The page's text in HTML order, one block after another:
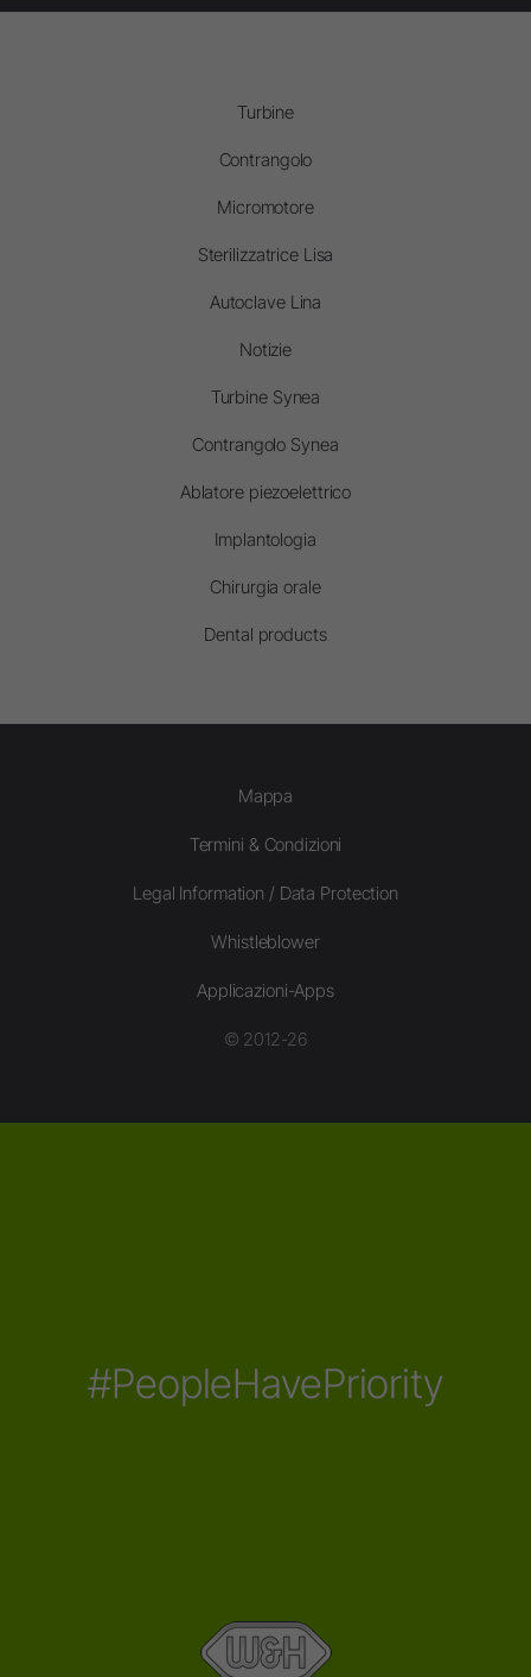
Turbine
Contrangolo
Micromotore
Sterilizzatrice Lisa
Autoclave Lina
Notizie
Turbine Synea
Contrangolo Synea
Ablatore piezoelettrico
Implantologia
Chirurgia orale
Dental products
Mappa
Termini & Condizioni
Legal Information / Data Protection
Whistleblower
Applicazioni-Apps
© 2012-26
#PeopleHavePriority